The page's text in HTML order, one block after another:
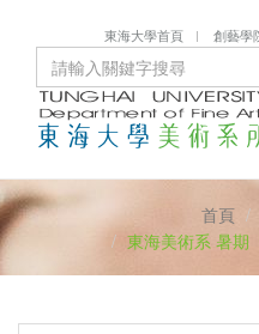
東海大學首頁 創藝學
首頁
東海美術系 暑期